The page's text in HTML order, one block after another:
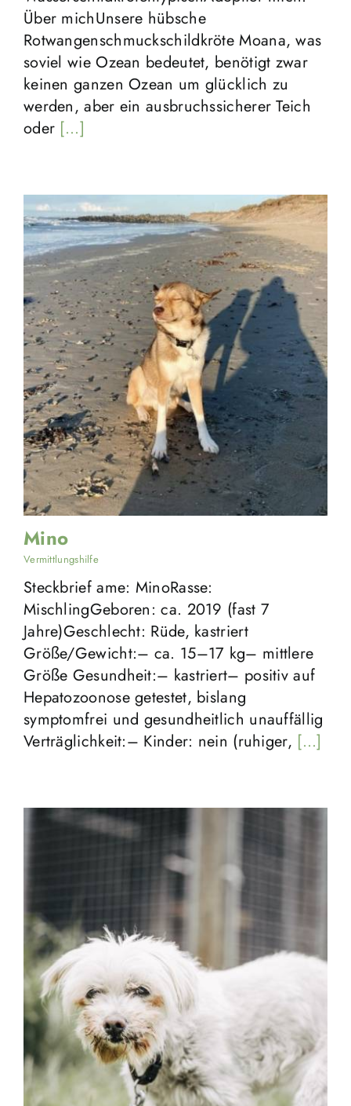
Über michUnsere hübsche
Rotwangenschmuckschildkröte Moana, was
soviel wie Ozean bedeutet, benötigt zwar
keinen ganzen Ozean um glücklich zu
werden, aber ein ausbruchssicherer Teich
oder [...]
Mino
Vermittlungshilfe
Steckbrief ame: MinoRasse:
MischlingGeboren: ca. 2019 (fast 7
Jahre)Geschlecht: Rüde, kastriert
Größe/Gewicht:– ca. 15–17 kg– mittlere
Größe Gesundheit:– kastriert– positiv auf
Hepatozoonose getestet, bislang
symptomfrei und gesundheitlich unauffällig
Verträglichkeit:– Kinder: nein (ruhiger, [...]